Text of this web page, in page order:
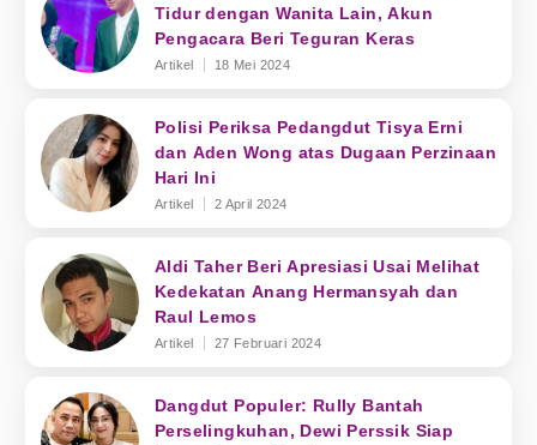
Tidur dengan Wanita Lain, Akun
Pengacara Beri Teguran Keras
Artikel 18 Mei 2024
Polisi Periksa Pedangdut Tisya Erni
dan Aden Wong atas Dugaan Perzinaan
Hari Ini
Artikel 2 April 2024
Aldi Taher Beri Apresiasi Usai Melihat
Kedekatan Anang Hermansyah dan
Raul Lemos
Artikel 27 Februari 2024
Dangdut Populer: Rully Bantah
Perselingkuhan, Dewi Perssik Siap